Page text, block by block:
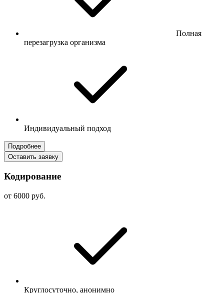
Полная
перезагрузка организма
Индивидуальный подход
Подробнее
Оставить заявку
Кодирование
от 6000 руб.
Круглосуточно, анонимно